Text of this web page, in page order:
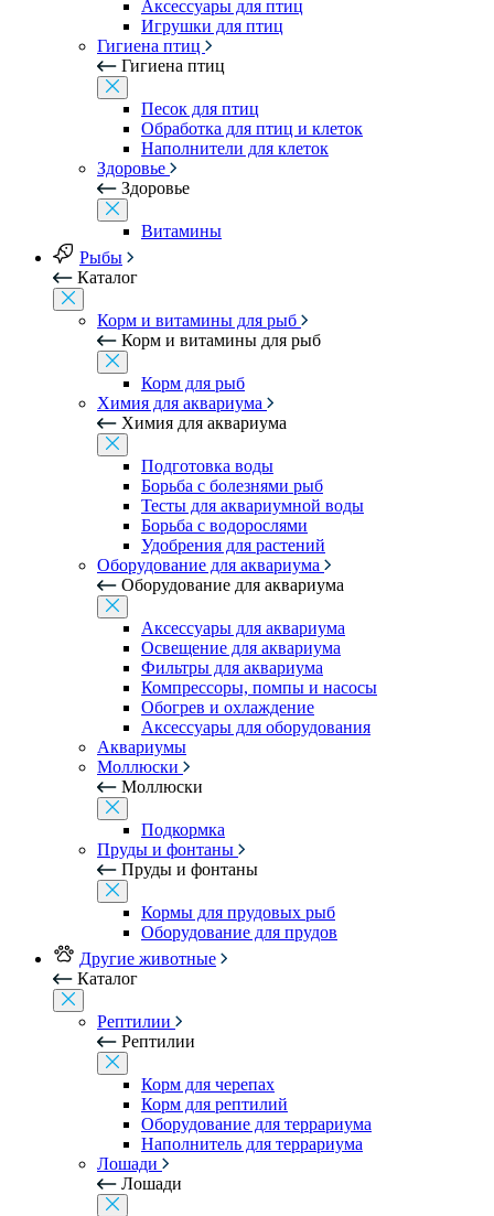
Аксессуары для птиц
Игрушки для птиц
Гигиена птиц
Гигиена птиц
Песок для птиц
Обработка для птиц и клеток
Наполнители для клеток
Здоровье
Здоровье
Витамины
Рыбы
Каталог
Корм и витамины для рыб
Корм и витамины для рыб
Корм для рыб
Химия для аквариума
Химия для аквариума
Подготовка воды
Борьба с болезнями рыб
Тесты для аквариумной воды
Борьба с водорослями
Удобрения для растений
Оборудование для аквариума
Оборудование для аквариума
Аксессуары для аквариума
Освещение для аквариума
Фильтры для аквариума
Компрессоры, помпы и насосы
Обогрев и охлаждение
Аксессуары для оборудования
Аквариумы
Моллюски
Моллюски
Подкормка
Пруды и фонтаны
Пруды и фонтаны
Кормы для прудовых рыб
Оборудование для прудов
Другие животные
Каталог
Рептилии
Рептилии
Корм для черепах
Корм для рептилий
Оборудование для террариума
Наполнитель для террариума
Лошади
Лошади